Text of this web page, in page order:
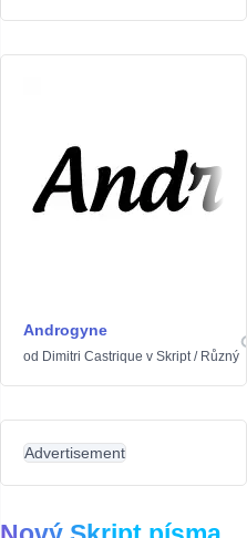
Androgyne
od Dimitri Castrique v Skript/ Různý
Advertisement